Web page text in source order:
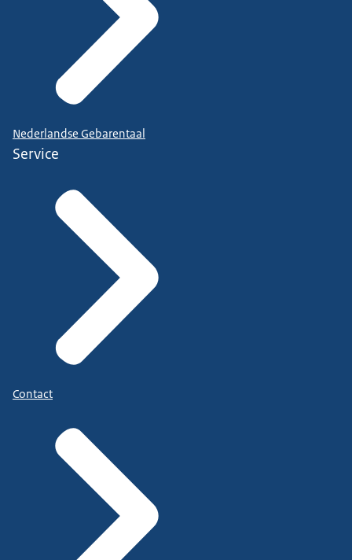
Nederlandse Gebarentaal
Service
Contact